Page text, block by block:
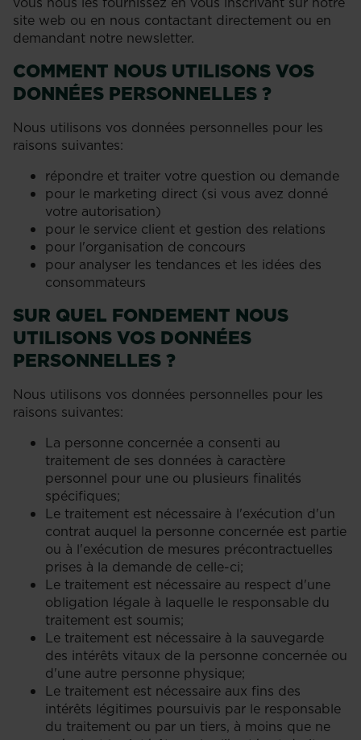
site web ou en nous contactant directement ou en
demandant notre newsletter.
COMMENT NOUS UTILISONS VOS
DONNÉES PERSONNELLES ?
Nous utilisons vos données personnelles pour les
raisons suivantes:
répondre et traiter votre question ou demande
pour le marketing direct (si vous avez donné
votre autorisation)
pour le service client et gestion des relations
pour l'organisation de concours
pour analyser les tendances et les idées des
consommateurs
SUR QUEL FONDEMENT NOUS
UTILISONS VOS DONNÉES
PERSONNELLES ?
Nous utilisons vos données personnelles pour les
raisons suivantes:
La personne concernée a consenti au
traitement de ses données à caractère
personnel pour une ou plusieurs finalités
spécifiques;
Le traitement est nécessaire à l'exécution d'un
contrat auquel la personne concernée est partie
ou à l'exécution de mesures précontractuelles
prises à la demande de celle-ci;
Le traitement est nécessaire au respect d'une
obligation légale à laquelle le responsable du
traitement est soumis;
Le traitement est nécessaire à la sauvegarde
des intérêts vitaux de la personne concernée ou
d'une autre personne physique;
Le traitement est nécessaire aux fins des
intérêts légitimes poursuivis par le responsable
du traitement ou par un tiers, à moins que ne